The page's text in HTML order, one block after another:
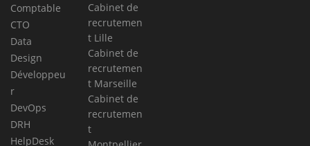
Comptable
CTO
Data
Design
Développeu
r
DevOps
DRH
HelpDesk
Cabinet de
recrutemen
t Lille
Cabinet de
recrutemen
t Marseille
Cabinet de
recrutemen
t